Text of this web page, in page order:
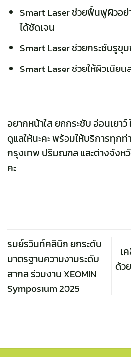
Smart Laser ช่วยฟื้นฟูผิวอย่
ได้ชัดเจน
Smart Laser ช่วยกระชับรูขุ
Smart Laser ช่วยให้ผิวเนีย
อยากหน้าใส ยกกระชับ อ่อนเยาว์
ดูแลให้นะคะ พร้อมให้บริการทุกท่
กรุงเทพ ปริมณฑล และต่างจังห
คะ
รมย์รวินท์คลินิก ยกระดับ
มาตรฐานความงามระดับ
สากล ร่วมงาน XEOMIN
Symposium 2025
เ
ด้ว